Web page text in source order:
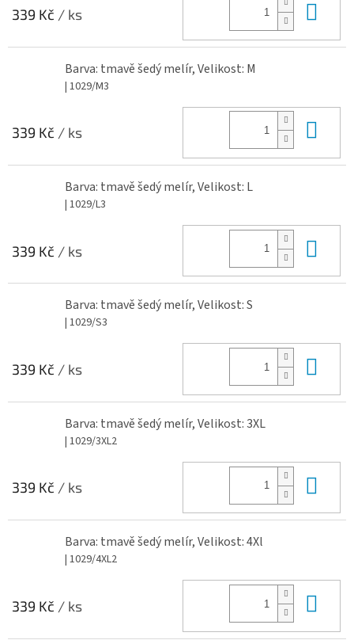
339 Kč / ks
Barva: tmavě šedý melír, Velikost: M
| 1029/M3
339 Kč / ks
Barva: tmavě šedý melír, Velikost: L
| 1029/L3
339 Kč / ks
Barva: tmavě šedý melír, Velikost: S
| 1029/S3
339 Kč / ks
Barva: tmavě šedý melír, Velikost: 3XL
| 1029/3XL2
339 Kč / ks
Barva: tmavě šedý melír, Velikost: 4Xl
| 1029/4XL2
339 Kč / ks